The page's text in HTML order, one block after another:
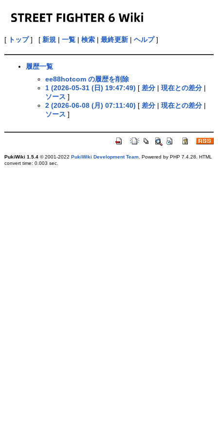
[ トップ] [ 新規| 一覧| 検索| 最終更新| ヘルプ]
履歴一覧
ee88hotcom の履歴を削除
1 (2026-05-31 (日) 19:47:49) [ 差分| 現在との差分|
ソース ]
2 (2026-06-08 (月) 07:11:40) [ 差分| 現在との差分|
ソース ]
PukiWiki 1.5.4© 2001-2022 PukiWiki Development Team. Powered by PHP 7.4.28. HTML
convert time: 0.003 sec.